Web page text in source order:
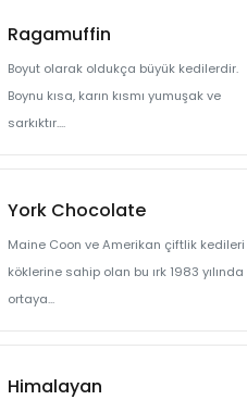
Ragamuffin
Boyut olarak oldukça büyük kedilerdir.
Boynu kısa, karın kısmı yumuşak ve
sarkıktır....
York Chocolate
Maine Coon ve Amerikan çiftlik kedileri
köklerine sahip olan bu ırk 1983 yılında
ortaya...
Himalayan